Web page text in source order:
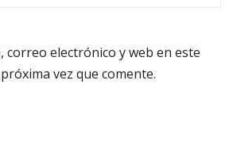
correo electrónico y web en este
vez que comente.